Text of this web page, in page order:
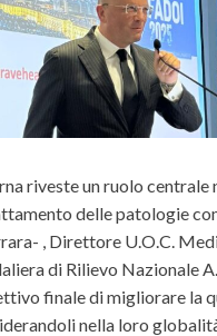
riveste un ruolo centrale
delle patologie
, Direttore U.O.C.
di Rilievo Nazionale
finale di migliorare la
nella loro